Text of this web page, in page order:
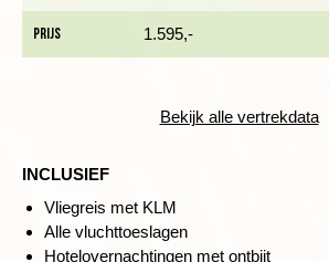
vervolgens tussen prachtig begroeide
terrassen nemen we de tijd voor een echte
wandelt voornamelijk door de bossen
opnieuw getrakteerd op spectaculaire
kustlijn, waaronder een uitzicht op Punta
Prijs 1.595,-
Bekijk alle vertrekdata
INCLUSIEF
Vliegreis met KLM
Alle vluchttoeslagen
Hotelovernachtingen met ontbijt